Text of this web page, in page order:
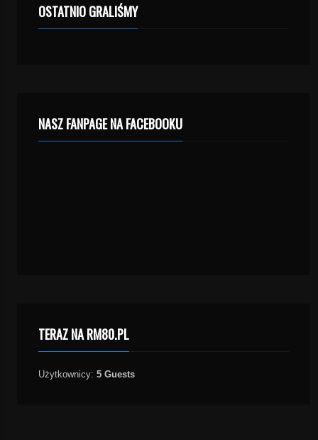
OSTATNIO GRALIŚMY
NASZ FANPAGE NA FACEBOOKU
TERAZ NA RM80.PL
Użytkownicy: 5 Guests